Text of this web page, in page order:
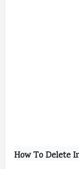
How To Delete